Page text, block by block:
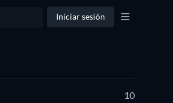
Iniciar sesión
10